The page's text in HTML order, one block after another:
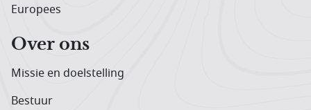
Europees
Over ons
Missie en doelstelling
Bestuur